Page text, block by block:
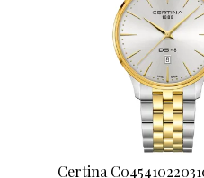
Certina